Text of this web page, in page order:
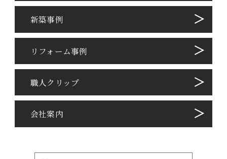
新築事例
リフォーム事例
職⼈クリップ
会社案内